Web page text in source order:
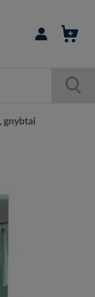
Prisijungti /
gnybtai